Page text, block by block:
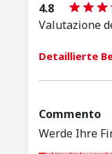
4.8
Valutazione
Detaillierte
Commento
Werde Ihre